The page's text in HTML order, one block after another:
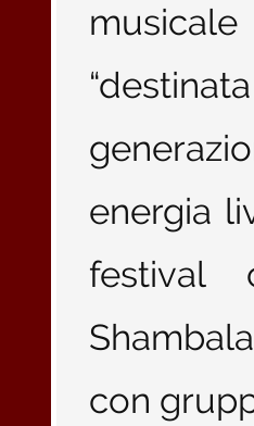
energia
festival
con